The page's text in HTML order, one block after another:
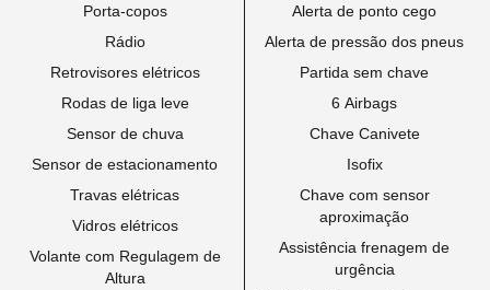
Porta-copos
Rádio
Retrovisores elétricos
Rodas de liga leve
Sensor de chuva
Sensor de estacionamento
Travas elétricas
Vidros elétricos
Volante com Regulagem de
Altura
Alerta de ponto cego
Alerta de pressão dos pneus
Partida sem chave
6 Airbags
Chave Canivete
Isofix
Chave com sensor
aproximação
Assistência frenagem de
urgência